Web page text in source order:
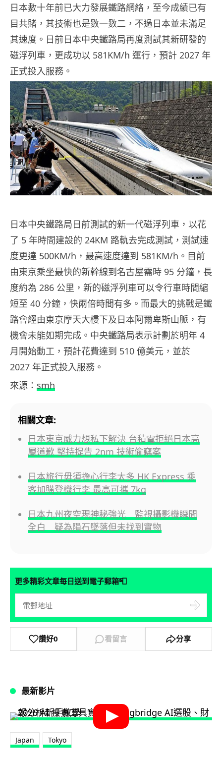
日本數十年前已大力發展鐵路網絡，至今成績已有
目共賭，其技術也是數一數二，不過日本並未滿足
其速度。日前日本中央鐵路局再度測試其新研發的
磁浮列車，更成功以 581KM/h 運行，預計 2027 年
正式投入服務。
日本中央鐵路局日前測試的新一代磁浮列車，以花
了 5 年時間建設的 24KM 路軌去完成測試，測試速
度更達 500KM/h，最高速度達到 581KM/h。目前
由東京乘坐最快的新幹線到名古屋需時 95 分鐘，長
度約為 286 公里，新的磁浮列車可以令行車時間縮
短至 40 分鐘，快兩倍時間有多。而最大的挑戰是鐵
路會經由東京摩天大樓下及日本阿爾卑斯山脈，有
機會未能如期完成。中央鐵路局表示計劃於明年 4
月開始動工，預計花費達到 510 億美元，並於
2027 年正式投入服務。
來源： smh
相關文章:
日本東京威力想私下解決 台積電拒絕日本高
層道歉 堅持提告 2nm 技術偷竊案
日本旅行毋須擔心行李太多 HK Express 乘
客加購登機行李 最高可攜 7kg
日本九州夜空現神秘強光 監視攝影機瞬間
全白 疑為隕石墜落但未找到實物
更多精彩文章每日送到電子郵箱📮
讚好0 看留言 分享
最新影片
Japan Tokyo